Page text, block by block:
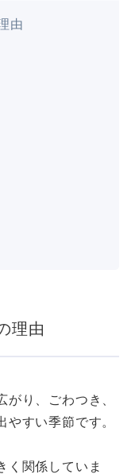
由
理由
がり、ごわつき、
やすい季節です。
く関係していま